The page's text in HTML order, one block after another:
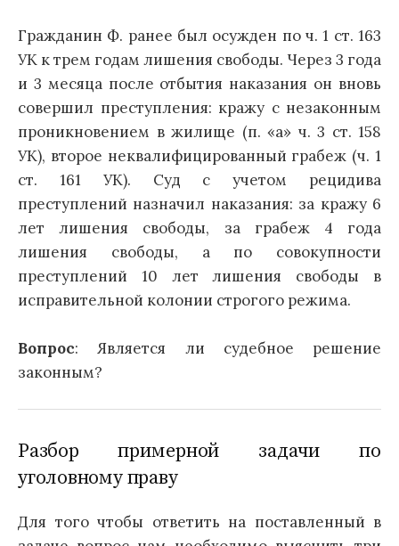
Гражданин Ф. ранее был осужден по ч. 1 ст. 163
УК к трем годам лишения свободы. Через 3 года
и 3 месяца после отбытия наказания он вновь
совершил преступления: кражу с незаконным
проникновением в жилище (п. «а» ч. 3 ст. 158
УК), второе неквалифицированный грабеж (ч. 1
ст. 161 УК). Суд с учетом рецидива
преступлений назначил наказания: за кражу 6
лет лишения свободы, за грабеж 4 года
лишения свободы, а по совокупности
преступлений 10 лет лишения свободы в
исправительной колонии строгого режима.
Вопрос: Является ли судебное решение
законным?
Разбор примерной задачи по
уголовному праву
Для того чтобы ответить на поставленный в